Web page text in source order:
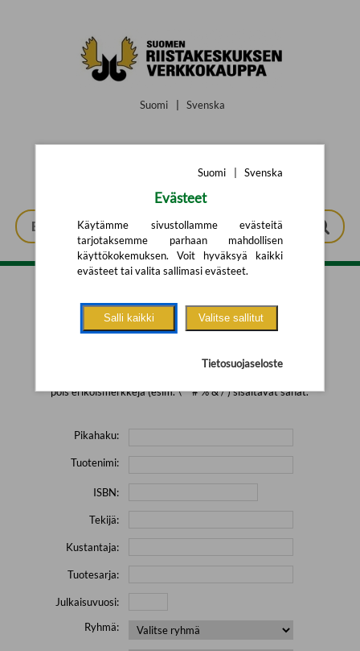
Suomi Svenska
Tarkennettu haku
pois erikoismerkkejä (esim. \' " # % & / ) sisältävät sanat.
Pikahaku:
Tuotenimi:
ISBN:
Tekijä:
Kustantaja:
Tuotesarja:
Julkaisuvuosi:
Ryhmä:
Suomi Svenska
Evästeet
Käytämme sivustollamme evästeitä
tarjotaksemme parhaan mahdollisen
käyttökokemuksen. Voit hyväksyä kaikki
evästeet tai valita sallimasi evästeet.
Salli kaikki Valitse sallitut
Tietosuojaseloste